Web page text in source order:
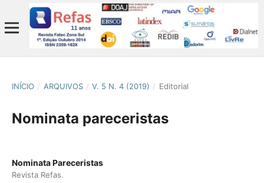
INÍCIO / ARQUIVOS / V. 5 N. 4 (2019) / Editorial
Nominata pareceristas
Nominata Pareceristas
Revista Refas.